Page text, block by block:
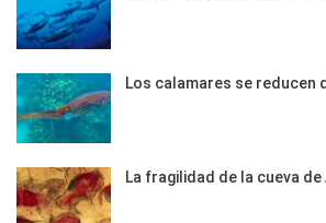
Los calamares se reducen
La fragilidad de la cueva